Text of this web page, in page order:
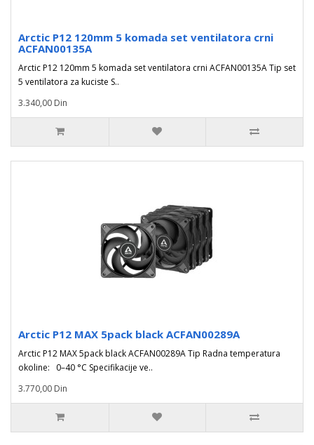
Arctic P12 120mm 5 komada set ventilatora crni
ACFAN00135A
Arctic P12 120mm 5 komada set ventilatora crni ACFAN00135A Tip set
5 ventilatora za kuciste S..
3.340,00 Din
Arctic P12 MAX 5pack black ACFAN00289A
Arctic P12 MAX 5pack black ACFAN00289A Tip Radna temperatura
okoline: 0–40 °C Specifikacije ve..
3.770,00 Din